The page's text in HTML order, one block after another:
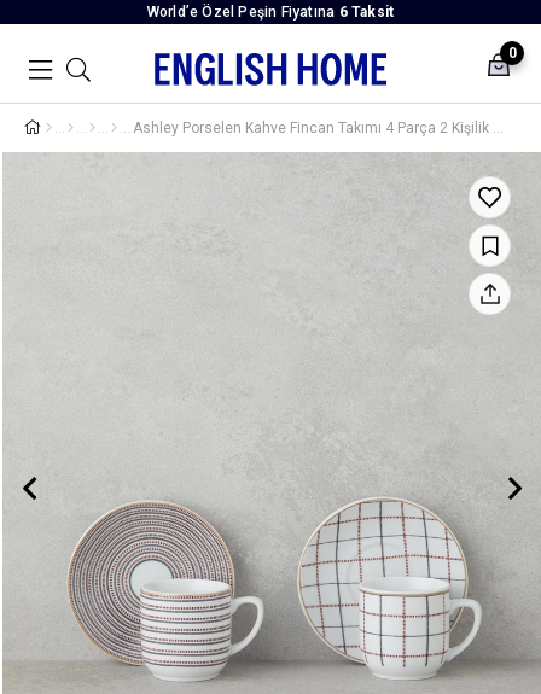
World’e Özel Peşin Fiyatına 6 Taksit
0
Ashley Porselen Kahve Fincan Takımı 4 Parça 2 Kişilik Siyah-Bordo